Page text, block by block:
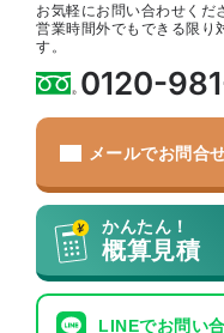
お気軽にお問い合わせくだ
営業時間外でもできる限り
す。
0120-
メールでお問合
かんたん！
概算見積
LINEでお問い